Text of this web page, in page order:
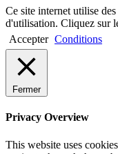
Ce site internet utilise
d'utilisation. Cliquez sur
Accepter Conditions
Fermer
Privacy Overview
This website uses